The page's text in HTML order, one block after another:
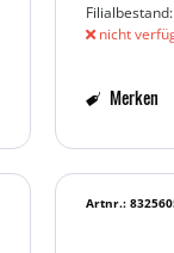
Filialbestand:
nicht
Merken
Artnr.: